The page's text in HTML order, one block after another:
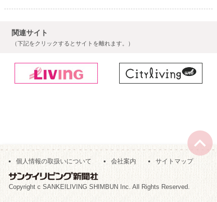
関連サイト
（下記をクリックするとサイトを離れます。）
個人情報の取扱いについて 会社案内 サイトマップ
Copyright c SANKEILIVING SHIMBUN Inc. All Rights Reserved.